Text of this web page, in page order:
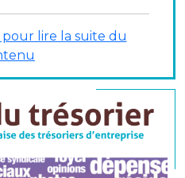
spectaculaire… »
pour lire la suite du